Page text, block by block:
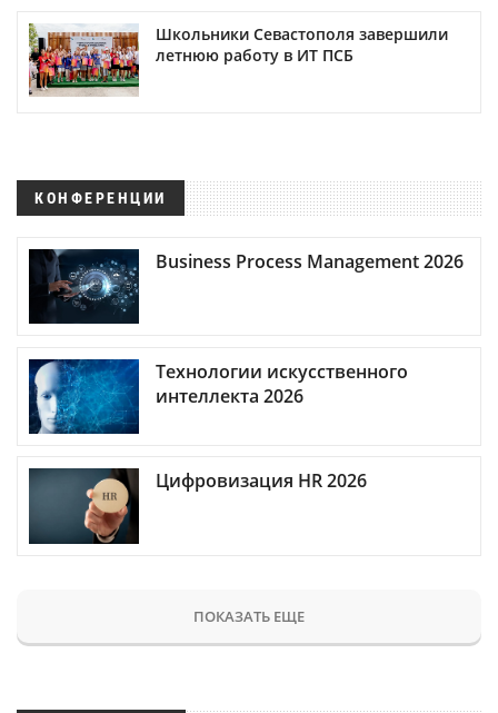
Школьники Севастополя завершили
летнюю работу в ИТ ПСБ
КОНФЕРЕНЦИИ
Business Process Management 2026
Технологии искусственного
интеллекта 2026
Цифровизация HR 2026
ПОКАЗАТЬ ЕЩЕ